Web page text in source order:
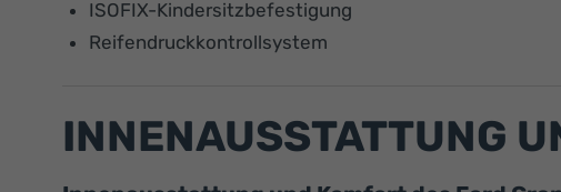
ISOFIX-Kindersitzbefestigung
Reifendruckkontrollsystem
INNENAUSSTATTUNG